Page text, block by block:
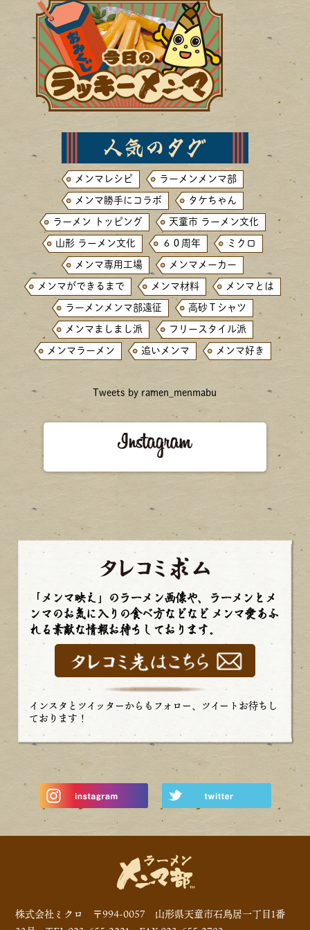
メンマレシピ ラーメンメンマ部
メンマ勝手にコラボ タケちゃん
ラーメン トッピング 天童市 ラーメン文化
山形 ラーメン文化 ６０周年 ミクロ
メンマ専用工場 メンマメーカー
メンマができるまで メンマ材料 メンマとは
ラーメンメンマ部遠征 高砂Ｔシャツ
メンマましまし派 フリースタイル派
メンマラーメン 追いメンマ メンマ好き
Tweets by ramen_menmabu
「メンマ映え」のラーメン画像や、ラーメンとメ
ンマのお気に入りの食べ方などなど メンマ愛あふ
れる素敵な情報お待ちしております。
インスタとツイッターからもフォロー、ツイートお待ちし
ております！
株式会社ミクロ 〒994-0057 山形県天童市石鳥居一丁目1番